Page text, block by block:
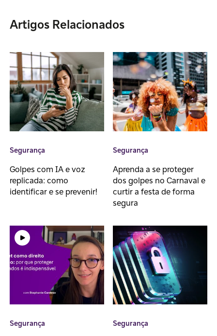
Artigos Relacionados
Segurança
Golpes com IA e voz
replicada: como
identificar e se prevenir!
Segurança
Aprenda a se proteger
dos golpes no Carnaval e
curtir a festa de forma
segura
Segurança Segurança